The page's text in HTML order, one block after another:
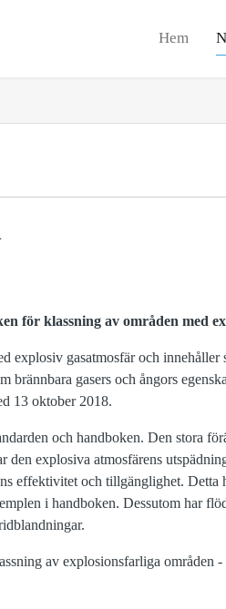
Hem
för klassning av områden med
explosiv gasatmosfär och innehåller
gasers och ångors
13 oktober 2018.
och handboken. Den stora
explosiva atmosfärens
effektivitet och tillgänglighet. Detta
i handboken. Dessutom har
av explosionsfarliga områden